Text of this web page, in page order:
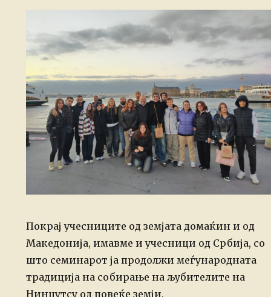
Покрај учесниците од земјата домаќин и од
Македонија, имавме и учесници од Србија, со
што семинарот ја продолжи меѓународната
традиција на собирање на љубителите на
Нинџутсу од повеќе земји.